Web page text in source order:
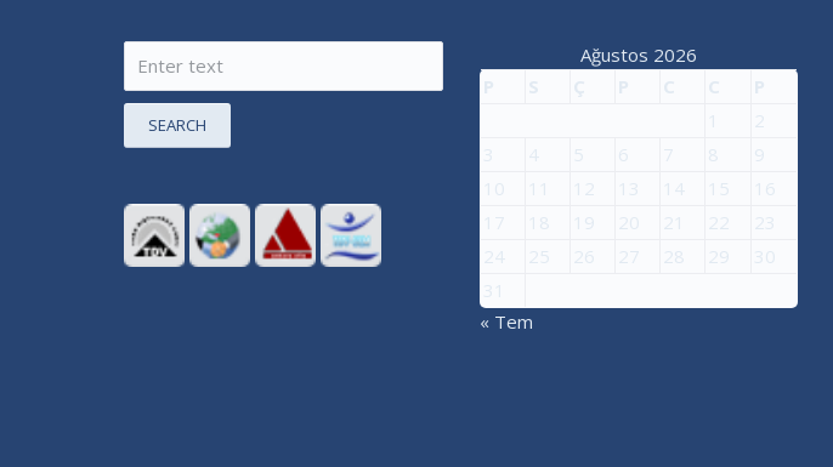
SEARCH
Ağustos 2026
P
S Ç P C C
P
1
2
3
4 5 6 7 8
9
10
11 12 13 14 15
16
17
18 19 20 21 22
23
24
25 26 27 28 29
30
31
« Tem